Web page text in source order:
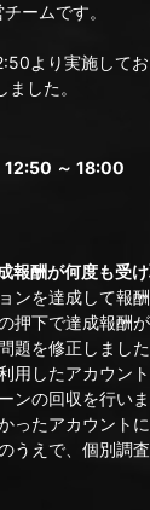
ームです。
より実施してお
した。
12:50 ～ 18:00
報酬が何度も受
ンを達成して報酬
下で達成報酬が
を修正しました
用したアカウン
の回収を行いま
たアカウントに
えで、個別調査